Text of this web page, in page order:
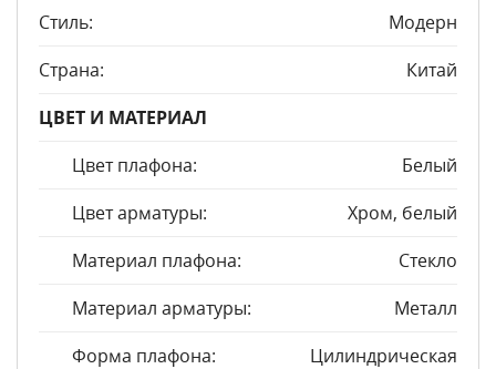
Стиль:
Модерн
Страна:
Китай
ЦВЕТ И МАТЕРИАЛ
Цвет плафона:
Белый
Цвет арматуры:
Хром, белый
Материал плафона:
Стекло
Материал арматуры:
Металл
Форма плафона:
Цилиндрическая